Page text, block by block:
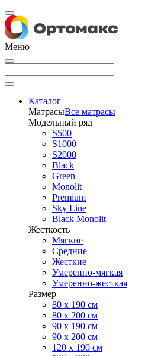
Меню
Каталог
МатрасыВсе матрасы
Модельный ряд
S500
S1000
S2000
Black
Green
Monolit
Premium
Sky Line
Black Monolit
Жесткость
Мягкие
Средние
Жесткие
Умеренно-мягкая
Умеренно-жесткая
Размер
80 х 190 см
80 х 200 см
90 х 190 см
90 х 200 см
120 х 190 см